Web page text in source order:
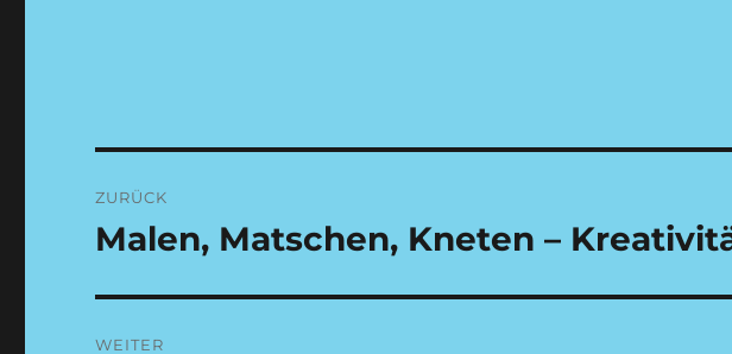
ZURÜCK
Vorheriger
Malen, Matschen, Kneten –
WEITER